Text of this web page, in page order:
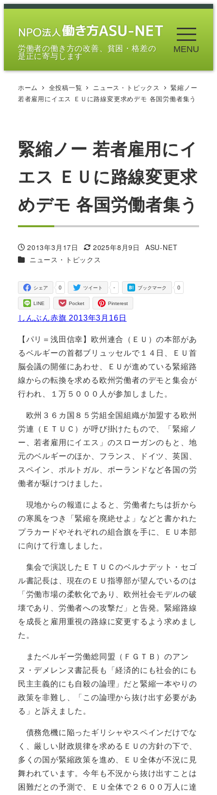
メ
労働者の働き方の改善、貧困・格差の
是正に寄与します
MENU
ホーム 全投稿一覧 ニュース・トピックス
緊縮ノー
若者雇用にイエス ＥＵに路線変更求めデモ 各国労働者集う
緊縮ノー 若者雇用にイ
エス ＥＵに路線変更求
めデモ 各国労働者集う
投稿日
2013年3月17日
更新日
2025年8月9日
著
ASU-NET
カテゴリー
ニュース・トピックス
0
シェア -
ツイート 0
ブックマーク
LINE Pocket Pinterest
しんぶん赤旗 2013年3月16日
【パリ＝浅田信幸】欧州連合（ＥＵ）の本部があ
るベルギーの首都ブリュッセルで１４日、ＥＵ首
脳会議の開催にあわせ、ＥＵが進めている緊縮路
線からの転換を求める欧州労働者のデモと集会が
行われ、１万５０００人が参加しました。
欧州３６カ国８５労組全国組織が加盟する欧州
労連（ＥＴＵＣ）が呼び掛けたもので、「緊縮ノ
ー、若者雇用にイエス」のスローガンのもと、地
元のベルギーのほか、フランス、ドイツ、英国、
スペイン、ポルトガル、ポーランドなど各国の労
働者が駆けつけました。
現地からの報道によると、労働者たちは折から
の寒風をつき「緊縮を廃絶せよ」などと書かれた
プラカードやそれぞれの組合旗を手に、ＥＵ本部
に向けて行進しました。
集会で演説したＥＴＵＣのベルナデット・セゴ
ル書記長は、現在のＥＵ指導部が望んでいるのは
「労働市場の柔軟化であり、欧州社会モデルの破
壊であり、労働者への攻撃だ」と告発。緊縮路線
を成長と雇用重視の路線に変更するよう求めまし
た。
またベルギー労働総同盟（ＦＧＴＢ）のアン
ヌ・デメレンヌ書記長も「経済的にも社会的にも
民主主義的にも自殺の論理」だと緊縮一本やりの
政策を非難し、「この論理から抜け出す必要があ
る」と訴えました。
債務危機に陥ったギリシャやスペインだけでな
く、厳しい財政規律を求めるＥＵの方針の下で、
多くの国が緊縮政策を進め、ＥＵ全体が不況に見
舞われています。今年も不況から抜け出すことは
困難だとの予測で、ＥＵ全体で２６００万人に達